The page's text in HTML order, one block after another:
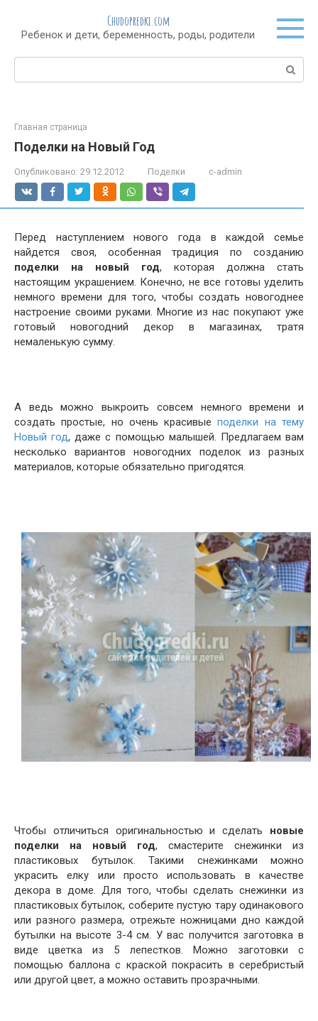
контенту
Chudopredki.com
Ребенок и дети, беременность, роды, родители
Поиск:
Главная страница
Поделки на Новый Год
Опубликовано: 29.12.2012 Поделки c-admin
Перед наступлением нового года в каждой семье
найдется своя, особенная традиция по созданию
поделки на новый год, которая должна стать
настоящим украшением. Конечно, не все готовы уделить
немного времени для того, чтобы создать новогоднее
настроение своими руками. Многие из нас покупают уже
готовый новогодний декор в магазинах, тратя
немаленькую сумму.
А ведь можно выкроить совсем немного времени и
создать простые, но очень красивыеподелки на тему
Новый год, даже с помощью малышей. Предлагаем вам
несколько вариантов новогодних поделок из разных
материалов, которые обязательно пригодятся.
Чтобы отличиться оригинальностью и сделать новые
поделки на новый год, смастерите снежинки из
пластиковых бутылок. Такими снежинками можно
украсить елку или просто использовать в качестве
декора в доме. Для того, чтобы сделать снежинки из
пластиковых бутылок, соберите пустую тару одинакового
или разного размера, отрежьте ножницами дно каждой
бутылки на высоте 3-4 см. У вас получится заготовка в
виде цветка из 5 лепестков. Можно заготовки с
помощью баллона с краской покрасить в серебристый
или другой цвет, а можно оставить прозрачными.